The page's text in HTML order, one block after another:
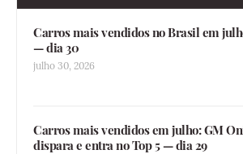
Carros mais vendidos no Brasil em
— dia 30
julho 30, 2026
Carros mais vendidos em julho: GM
dispara e entra no Top 5 — dia 29